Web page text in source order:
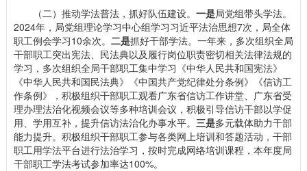
（二）推动学法普法，抓好队伍建设。 一是局党组带头学法。
2024年，局党组理论学习中心组学习习近平法治思想7次，局全体
职工例会学习10余次。 二是抓好干部学法。一年来，多次组织全局
干部职工突出宪法、民法典以及履行岗位职责密切相关法律法规的
学习，多次组织全局干部职工集中学习《中华人民共和国宪法》
《中华人民共和国民法典》《中国共产党纪律处分条例》《信访工
作条例》，积极组织干部职工观看广东省信访工作讲堂、广东省受
理办理法治化视频会议等多种培训会议，积极引导信访干部以学促
用、学用互补，提升信访法治化办事水平。 三是多元载体助力干部
能力提升。积极组织干部职工参与各类网上培训和答题活动，干部
职工用学法平台进行法治学习，按时完成网络培训课程，本年度局
干部职工学法考试参加率达100%。